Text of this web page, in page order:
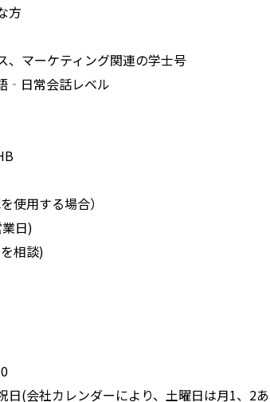
方
、マーケティング関連の学士号
‐日常会話レベル
使用する場合）
日)
相談)
日(会社カレンダーにより、土曜日は月1、2